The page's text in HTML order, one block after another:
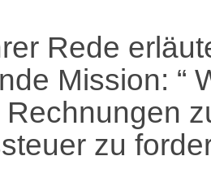
Rede
Mission: “
zu